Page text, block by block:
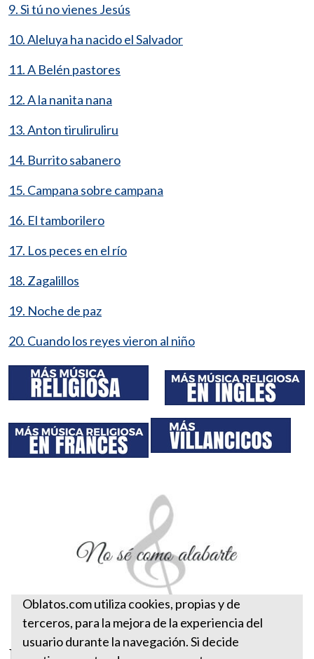
9. Si tú no vienes Jesús
10. Aleluya ha nacido el Salvador
11. A Belén pastores
12. A la nanita nana
13. Anton tiruliruliru
14. Burrito sabanero
15. Campana sobre campana
16. El tamborilero
17. Los peces en el río
18. Zagalillos
19. Noche de paz
20. Cuando los reyes vieron al niño
Oblatos.com utiliza cookies, propias y de
terceros, para la mejora de la experiencia del
usuario durante la navegación. Si decide